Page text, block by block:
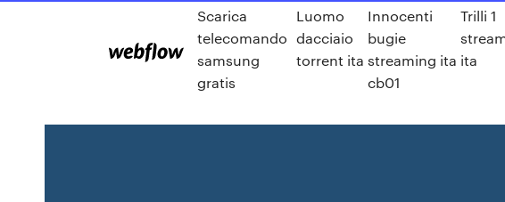
Scarica
telecomando
samsung
gratis
Luomo
dacciaio
torrent ita
Innocenti
bugie
streaming ita
cb01
Trilli 1
ita